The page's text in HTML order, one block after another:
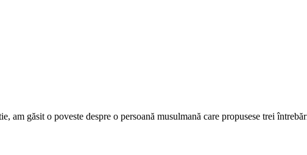
găsit o poveste despre o persoană musulmană care propusese trei